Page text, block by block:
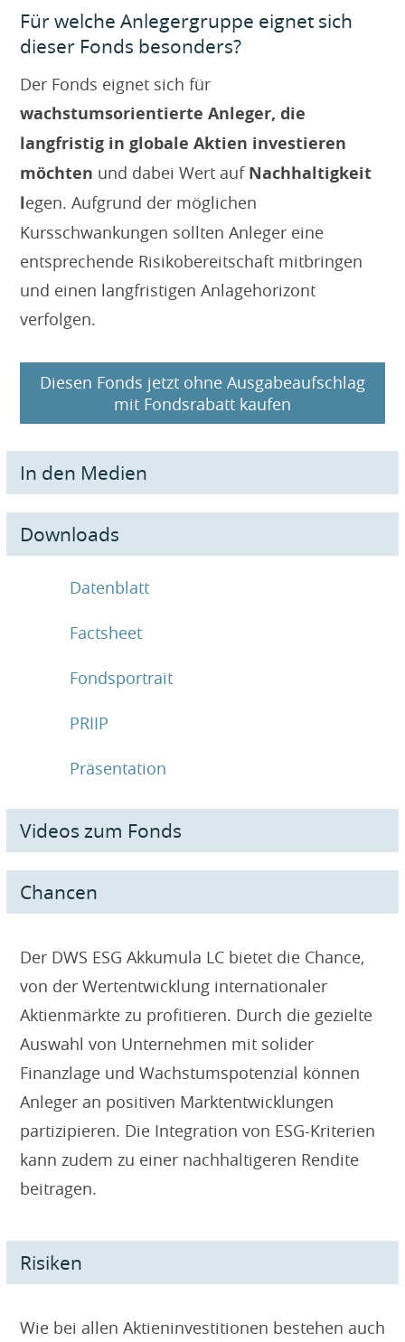
Für welche Anlegergruppe eignet sich
dieser Fonds besonders?
Der Fonds eignet sich für
wachstumsorientierte Anleger, die
langfristig in globale Aktien investieren
möchten und dabei Wert auf Nachhaltigkeit
legen. Aufgrund der möglichen
Kursschwankungen sollten Anleger eine
entsprechende Risikobereitschaft mitbringen
und einen langfristigen Anlagehorizont
verfolgen.
Diesen Fonds jetzt ohne Ausgabeaufschlag
mit Fondsrabatt kaufen
In den Medien
Downloads
Datenblatt
Factsheet
Fondsportrait
PRIIP
Präsentation
Videos zum Fonds
Chancen
Der DWS ESG Akkumula LC bietet die Chance,
von der Wertentwicklung internationaler
Aktienmärkte zu profitieren. Durch die gezielte
Auswahl von Unternehmen mit solider
Finanzlage und Wachstumspotenzial können
Anleger an positiven Marktentwicklungen
partizipieren. Die Integration von ESG-Kriterien
kann zudem zu einer nachhaltigeren Rendite
beitragen.
Risiken
Wie bei allen Aktieninvestitionen bestehen auch